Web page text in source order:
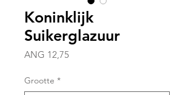
Koninklijk
Suikerglazuur
ANG 12,75
Grootte *